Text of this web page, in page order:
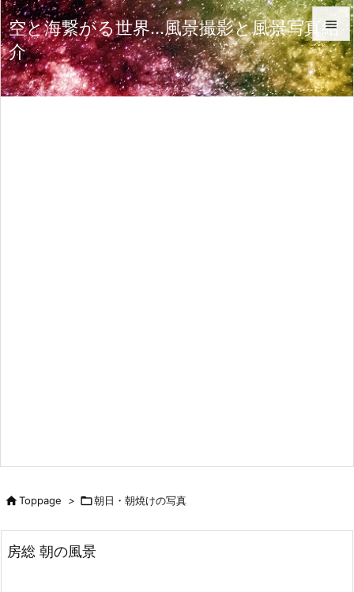
空と海繋がる世界…風景撮影と風景写真紹
介


メニュ

Toppage > 朝日・朝焼けの写真
房総 朝の風景